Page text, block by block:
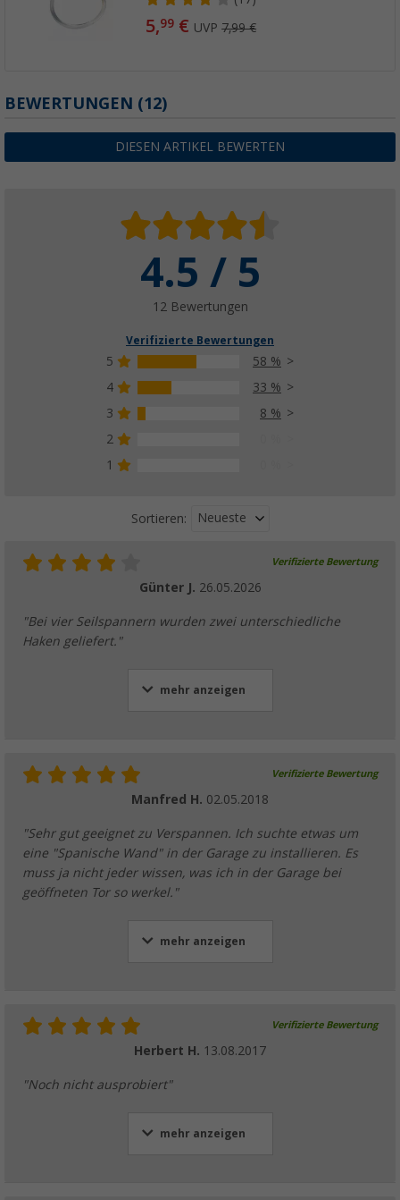
5,99 € UVP7,99 €
BEWERTUNGEN (12)
DIESEN ARTIKEL BEWERTEN
4.5 / 5
12 Bewertungen
Verifizierte Bewertungen
5
58 %
4
33 %
3
8 %
2
1
Sortieren: Neueste
Verifizierte Bewertung
Günter J. 26.05.2026
"Bei vier Seilspannern wurden zwei unterschiedliche
Haken geliefert."
mehr anzeigen
Verifizierte Bewertung
Manfred H. 02.05.2018
"Sehr gut geeignet zu Verspannen. Ich suchte etwas um
eine "Spanische Wand" in der Garage zu installieren. Es
muss ja nicht jeder wissen, was ich in der Garage bei
geöffneten Tor so werkel."
mehr anzeigen
Verifizierte Bewertung
Herbert H. 13.08.2017
"Noch nicht ausprobiert"
mehr anzeigen